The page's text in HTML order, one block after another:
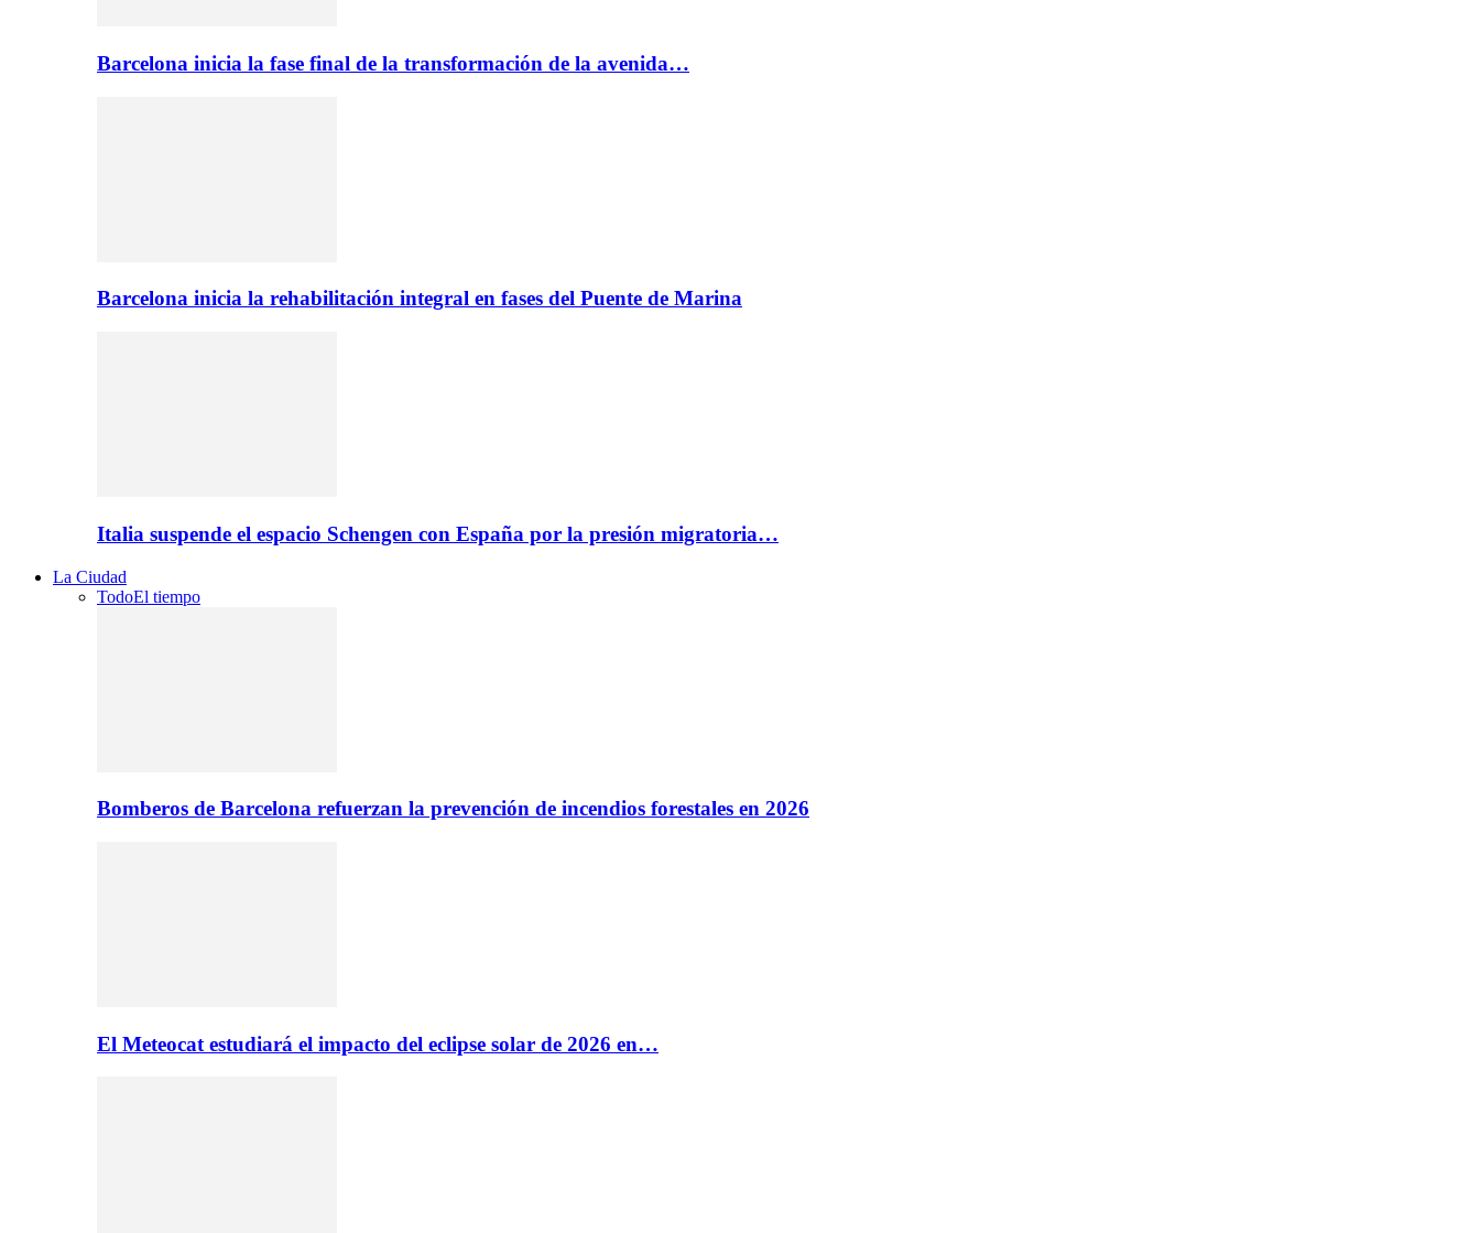
Barcelona inicia la fase final de la transformación de la avenida…
Barcelona inicia la rehabilitación integral en fases del Puente de Marina
Italia suspende el espacio Schengen con España por la presión migratoria…
La Ciudad
TodoEl tiempo
Bomberos de Barcelona refuerzan la prevención de incendios forestales en 2026
El Meteocat estudiará el impacto del eclipse solar de 2026 en…